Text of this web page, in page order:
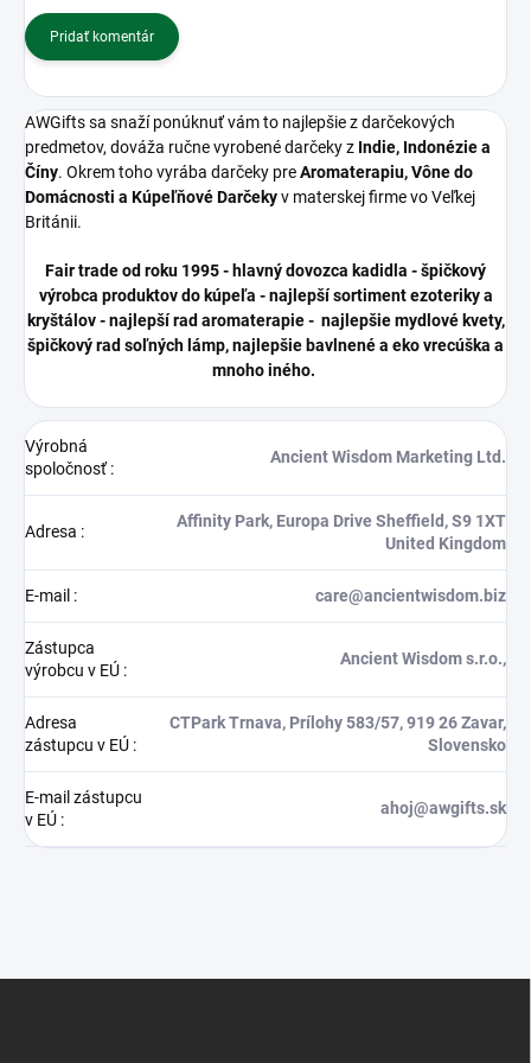
Pridať komentár
AWGifts sa snaží ponúknuť vám to najlepšie z darčekových
predmetov, dováža ručne vyrobené darčeky z Indie, Indonézie a
Číny. Okrem toho vyrába darčeky preAromaterapiu, Vône do
Domácnosti a Kúpeľňové Darčekyv materskej firme vo Veľkej
Británii.
Fair trade od roku 1995 - hlavný dovozca kadidla - špičkový
výrobca produktov do kúpeľa - najlepší sortiment ezoteriky a
kryštálov - najlepší rad aromaterapie - najlepšie mydlové kvety,
špičkový rad soľných lámp, najlepšie bavlnené a eko vrecúška a
mnoho iného.
Výrobná
spoločnosť:
Ancient Wisdom Marketing Ltd.
Adresa :
Affinity Park, Europa Drive Sheffield, S9 1XT
United Kingdom
E-mail : care@ancientwisdom.biz
Zástupca
výrobcu v EÚ :
Ancient Wisdom s.r.o.,
Adresa
zástupcu v EÚ :
CTPark Trnava, Prílohy 583/57, 919 26 Zavar,
Slovensko
E-mail zástupcu
v EÚ :
ahoj@awgifts.sk